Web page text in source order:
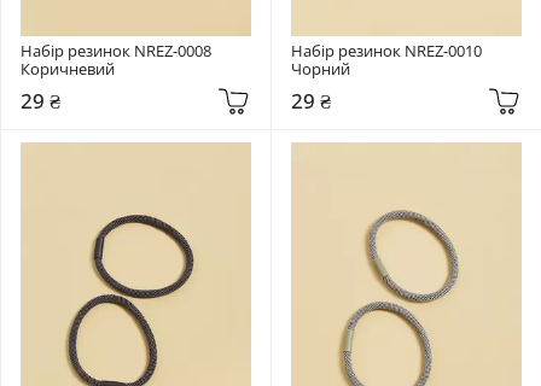
Набір резинок NREZ-0008
Коричневий
29 ₴
Набір резинок NREZ-0010
Чорний
29 ₴